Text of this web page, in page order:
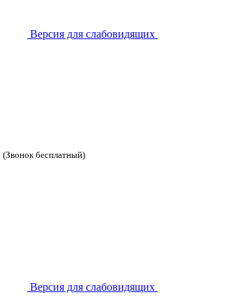
Версия для слабовидящих
(Звонок бесплатный)
Версия для слабовидящих